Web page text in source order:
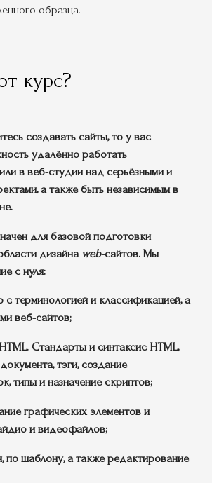
образца.
курс?
создавать сайты, то у вас
удалённо работать
в веб-студии над серьёзными и
а также быть независимым в
для базовой подготовки
дизайна web-сайтов. Мы
с нуля:
с терминологией и классификацией, а
веб-сайтов;
Стандарты и синтаксис HTML,
тэги, создание
типы и назначение скриптов;
графических элементов и
и видеофайлов;
по шаблону, а также редактирование